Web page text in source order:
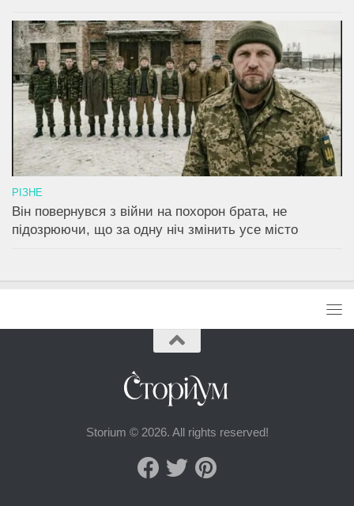
РІЗНЕ
Він повернувся з війни на похорон брата, не
підозрюючи, що за одну ніч змінить усе місто
Storium © 2026. All rights reserved!